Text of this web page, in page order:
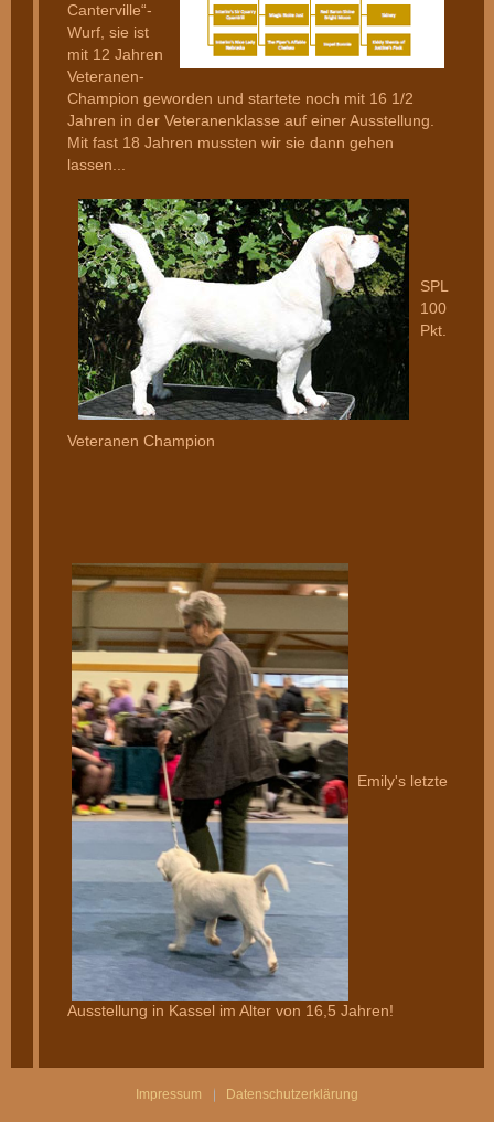
Canterville“-
Wurf, sie ist
mit 12 Jahren
Veteranen-
Champion geworden und startete noch mit 16 1/2
Jahren in der Veteranenklasse auf einer Ausstellung.
Mit fast 18 Jahren mussten wir sie dann gehen
lassen...
SPL
100
Pkt.
Veteranen Champion
Emily's letzte
Ausstellung in Kassel im Alter von 16,5 Jahren!
Impressum Datenschutzerklärung